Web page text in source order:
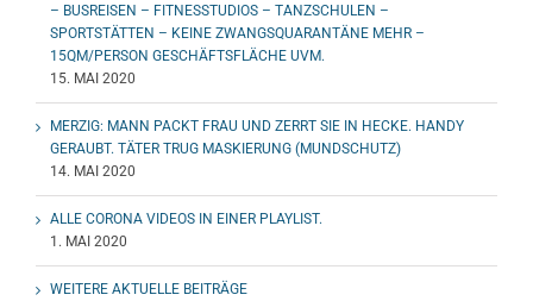
– BUSREISEN – FITNESSTUDIOS – TANZSCHULEN –
SPORTSTÄTTEN – KEINE ZWANGSQUARANTÄNE MEHR –
15QM/PERSON GESCHÄFTSFLÄCHE UVM.
15. MAI 2020
MERZIG: MANN PACKT FRAU UND ZERRT SIE IN HECKE. HANDY
GERAUBT. TÄTER TRUG MASKIERUNG (MUNDSCHUTZ)
14. MAI 2020
ALLE CORONA VIDEOS IN EINER PLAYLIST.
1. MAI 2020
WEITERE AKTUELLE BEITRÄGE